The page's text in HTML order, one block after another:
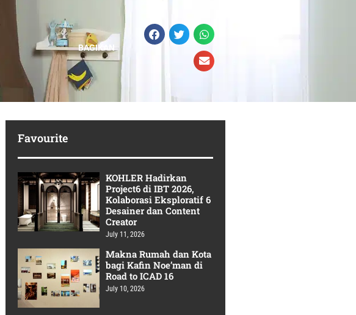
BAGIKAN
Favourite
KOHLER Hadirkan
Project6 di IBT 2026,
Kolaborasi Eksploratif 6
Desainer dan Content
Creator
July 11, 2026
Makna Rumah dan Kota
bagi Kafin Noe’man di
Road to ICAD 16
July 10, 2026